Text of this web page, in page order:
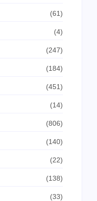
(61)
(4)
(247)
(184)
(451)
(14)
(806)
(140)
(22)
(138)
(33)